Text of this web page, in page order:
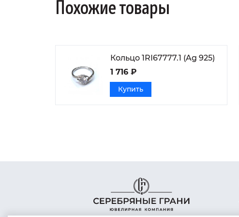
Похожие товары
Кольцо 1RI67777.1 (Ag 925)
1 716 ₽
Купить